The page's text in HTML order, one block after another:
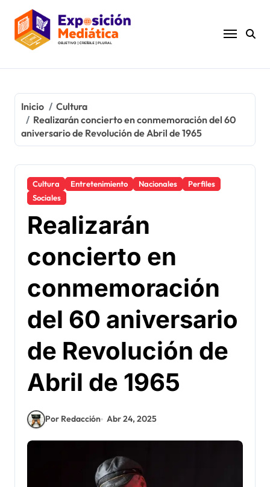
contenido
Inicio
Cultura
Realizarán concierto en conmemoración del 60
aniversario de Revolución de Abril de 1965
Cultura Entretenimiento Nacionales
Perfiles
Sociales
Realizarán
concierto en
conmemoración
del 60 aniversario
de Revolución de
Abril de 1965
Por Redacción Abr 24, 2025